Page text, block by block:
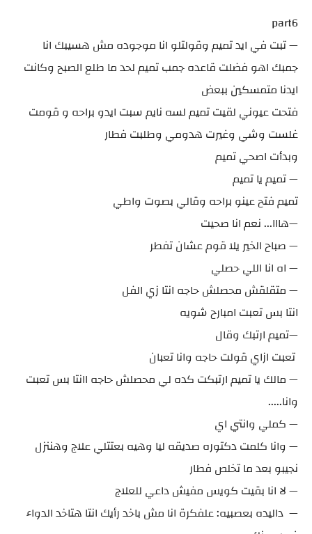
part6
— تبت في ايد تميم وقولتلو انا موجوده مش هسيبك انا
جمبك اهو فضلت قاعده جمب تميم لحد ما طلع الصبح وكانت
ايدنا متمسكين ببعض
فتحت عيوني لقيت تميم لسه نايم سبت ايدو براحه و قومت
غلست وشي وغيرت هدومي وطلبت فطار
وبدأت اصحي تميم
— تميم يا تميم
تميم فتح عينو براحه وقالي بصوت واطي
—هااا... نعم انا صحيت
— صباح الخير يلا قوم عشان تفطر
— اه انا اللي حصلي
— متقلقش محصلش حاجه انتا زي الفل
انتا بس تعبت امبارح شويه
—تميم ارتبك وقال
تعبت ازاي قولت حاجه وانا تعبان
— مالك يا تميم ارتبكت كده لي محصلش حاجه اانتا بس تعبت
وانا.....
— كملي وانتي اي
— وانا كلمت دكتوره صديقه ليا وهيه بعتتلي علاج وهننزل
نجيبو بعد ما تخلص فطار
— لا انا بقيت كويس مفيش داعي للعلاج
— داليده بعصبيه: علفكرة انا مش باخد رأيك انتا هتاخد الدواء